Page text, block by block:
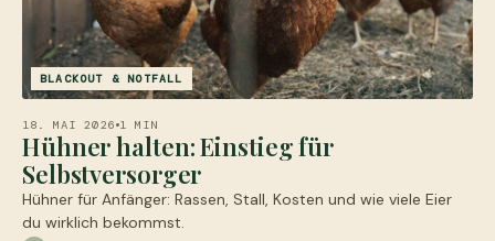
BLACKOUT & NOTFALL
18. MAI 2026 1 MIN
Hühner halten: Einstieg für
Selbstversorger
Hühner für Anfänger: Rassen, Stall, Kosten und wie viele Eier
du wirklich bekommst.